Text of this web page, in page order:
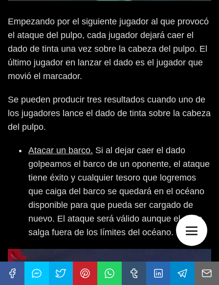
Empezando por el siguiente jugador al que provocó
el ataque del pulpo, cada jugador dejará caer el
dado de tinta una vez sobre la cabeza del pulpo. El
último jugador en lanzar el dado es el jugador que
movió el marcador.
Se pueden producir tres resultados cuando uno de
los jugadores lance el dado de tinta sobre la cabeza
del pulpo.
Atacar un barco. Si al dejar caer el dado
golpeamos el barco de un oponente, el ataque
tiene éxito y cualquier tesoro que logremos
que caiga del barco se quedará en el océano
disponible para que pueda ser cargado de
nuevo. El ataque será válido aunque el dado
salga fuera de los límites del océano.